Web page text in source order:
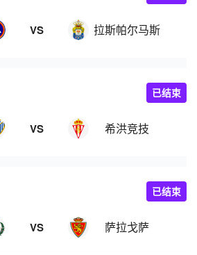
VS 拉斯帕尔马斯
VS 希洪竞技
已结束
VS 萨拉戈萨
已结束